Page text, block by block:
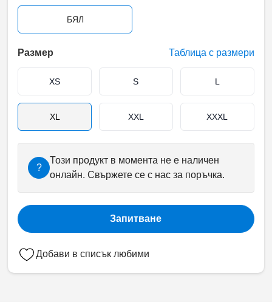
БЯЛ
Размер Таблица с размери
XS S L
XL XXL XXXL
?
Този продукт в момента не е наличен
онлайн. Свържете се с нас за поръчка.
Запитване
Добави в списък любими